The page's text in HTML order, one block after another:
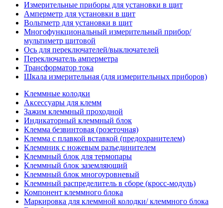
Измерительные приборы для установки в щит
Амперметр для установки в щит
Вольтметр для установки в щит
Многофункциональный измерительный прибор/
мультиметр щитовой
Ось для переключателей/выключателей
Переключатель амперметра
Трансформатор тока
Шкала измерительная (для измерительных приборов)
Клеммные колодки
Аксессуары для клемм
Зажим клеммный проходной
Индикаторный клеммный блок
Клемма безвинтовая (розеточная)
Клемма с плавкой вставкой (предохранителем)
Клеммник с ножевым разъединителем
Клеммный блок для термопары
Клеммный блок заземляющий
Клеммный блок многоуровневый
Клеммный распределитель в сборе (кросс-модуль)
Компонент клеммного блока
Маркировка для клеммной колодки/ клеммного блока